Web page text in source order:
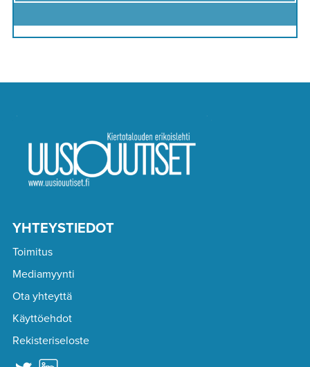
YHTEYSTIEDOT
Toimitus
Mediamyynti
Ota yhteyttä
Käyttöehdot
Rekisteriseloste